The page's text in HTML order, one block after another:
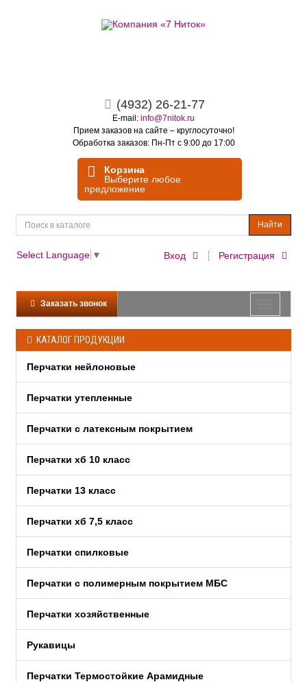
(4932) 26-21-77
E-mail: info@7nitok.ru
Прием заказов на сайте – круглосуточно!
Обработка заказов: Пн-Пт с 9:00 до 17:00
Корзина
Выберите любое
предложение
Найти
Вход Регистрация
Select Language ▼
Заказать звонок
КАТАЛОГ ПРОДУКЦИИ
Перчатки нейлоновые
Перчатки утепленные
Перчатки c латексным покрытием
Перчатки хб 10 класс
Перчатки 13 класс
Перчатки хб 7,5 класс
Перчатки спилковые
Перчатки с полимерным покрытием МБС
Перчатки хозяйственные
Рукавицы
Перчатки Термостойкие Арамидные